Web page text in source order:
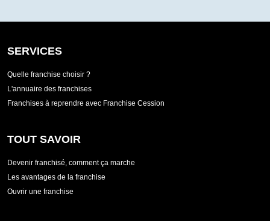
SERVICES
Quelle franchise choisir ?
L'annuaire des franchises
Franchises à reprendre avec Franchise Cession
TOUT SAVOIR
Devenir franchisé, comment ça marche
Les avantages de la franchise
Ouvrir une franchise